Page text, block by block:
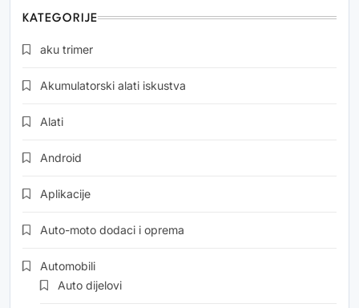
KATEGORIJE
aku trimer
Akumulatorski alati iskustva
Alati
Android
Aplikacije
Auto-moto dodaci i oprema
Automobili
Auto dijelovi